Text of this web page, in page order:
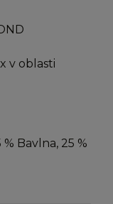
v oblasti
Bavlna, 25 %